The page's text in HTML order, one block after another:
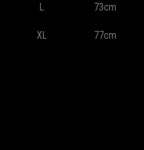
73cm
XL 77cm